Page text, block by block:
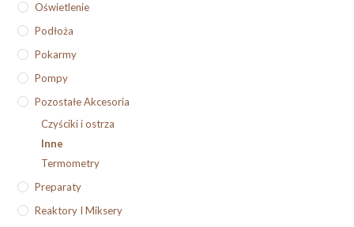
Oświetlenie
Podłoża
Pokarmy
Pompy
Pozostałe Akcesoria
Czyściki i ostrza
Inne
Termometry
Preparaty
Reaktory I Miksery